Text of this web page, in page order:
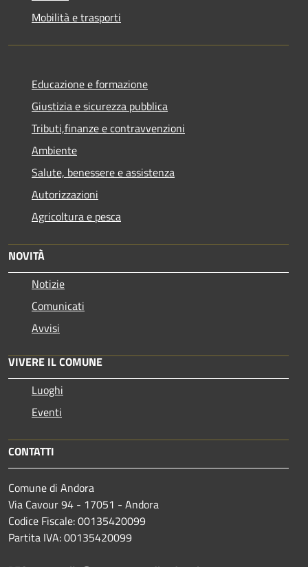
Mobilità e trasporti
Educazione e formazione
Giustizia e sicurezza pubblica
Tributi,finanze e contravvenzioni
Ambiente
Salute, benessere e assistenza
Autorizzazioni
Agricoltura e pesca
NOVITÀ
Notizie
Comunicati
Avvisi
VIVERE IL COMUNE
Luoghi
Eventi
CONTATTI
Comune di Andora
Via Cavour 94 - 17051 - Andora
Codice Fiscale: 00135420099
Partita IVA: 00135420099